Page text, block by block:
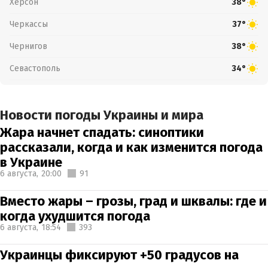
38°
Черкассы 37°
Чернигов 38°
Севастополь 34°
Новости погоды Украины и мира
Жара начнет спадать: синоптики
рассказали, когда и как изменится погода
в Украине
6 августа, 20:00 91
Вместо жары – грозы, град и шквалы: где и
когда ухудшится погода
6 августа, 18:54 393
Украинцы фиксируют +50 градусов на